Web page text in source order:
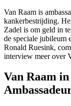
Van Raam is
kankerbestrijding.
Zadel is om geld in
de speciale jubileum
Ronald Ruesink,
interview meer over
Van Raam